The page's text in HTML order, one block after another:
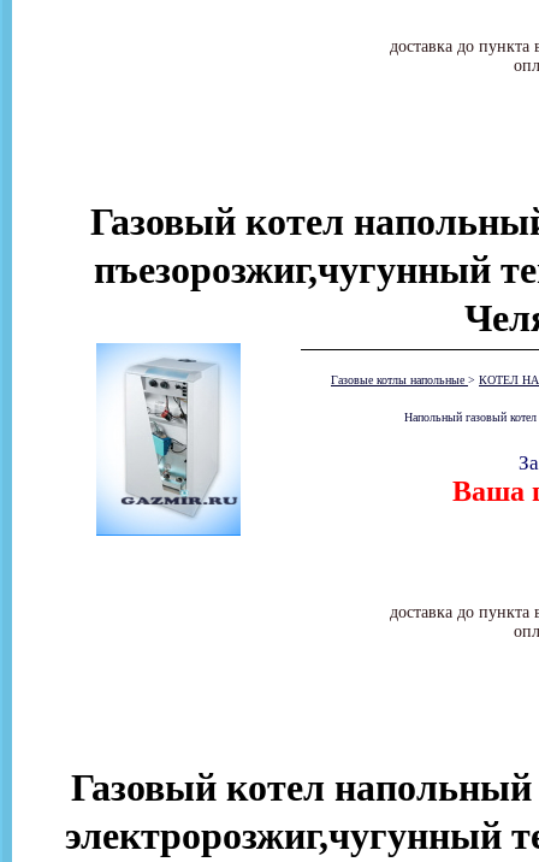
доставка до
Газовый котел
пъезорозжиг,чугунный
Газовые котлы напольные > КОТЕЛ
Напольный газовый
Ваша
доставка до
Газовый котел
электророзжиг,чугунный